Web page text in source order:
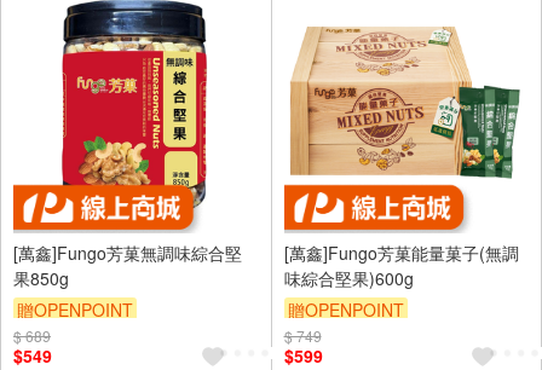
[萬鑫]Fungo芳菓無調味綜合堅
果850g
贈OPENPOINT
$ 689
$549
[萬鑫]Fungo芳菓能量菓子(無調
味綜合堅果)600g
贈OPENPOINT
$ 749
$599